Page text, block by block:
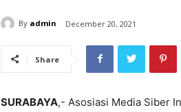
By admin December 20, 2021
Share
SURABAYA,- Asosiasi Media Siber